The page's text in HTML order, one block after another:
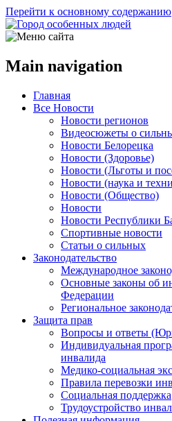
Перейти к основному содержанию
Main navigation
Главная
Все Новости
Новости регионов
Видеосюжеты о
Новости Белорецка
Новости (Здоровье)
Новости (Льготы и
Новости (наука и
Новости (Общество)
Новости
Новости Республики
Спортивные новости
Статьи о сильных
Законодательство
Международное
Основные законы об
Федерации
Региональное
Защита прав
Вопросы и ответы
Индивидуальная
инвалида
Медико-социальная
Правила перевозки
Социальная поддержка
Трудоустройство